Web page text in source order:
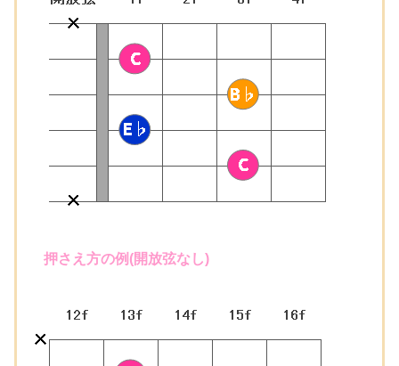
押さえ方の例(開放弦なし)